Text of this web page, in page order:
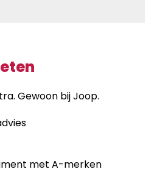
Gewoon bij Joop.
met A-merken